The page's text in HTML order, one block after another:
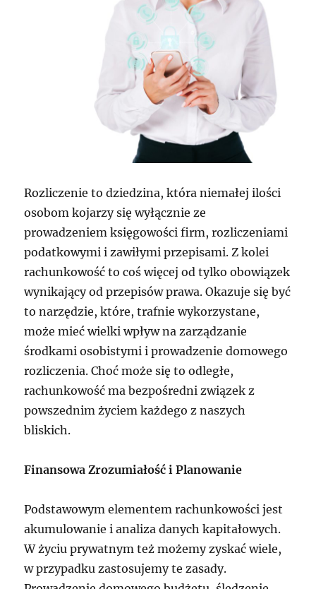
Rozliczenie to dziedzina, która niemałej ilości
osobom kojarzy się wyłącznie ze
prowadzeniem księgowości firm, rozliczeniami
podatkowymi i zawiłymi przepisami. Z kolei
rachunkowość to coś więcej od tylko obowiązek
wynikający od przepisów prawa. Okazuje się być
to narzędzie, które, trafnie wykorzystane,
może mieć wielki wpływ na zarządzanie
środkami osobistymi i prowadzenie domowego
rozliczenia. Choć może się to odległe,
rachunkowość ma bezpośredni związek z
powszednim życiem każdego z naszych
bliskich.
Finansowa Zrozumiałość i Planowanie
Podstawowym elementem rachunkowości jest
akumulowanie i analiza danych kapitałowych.
W życiu prywatnym też możemy zyskać wiele,
w przypadku zastosujemy te zasady.